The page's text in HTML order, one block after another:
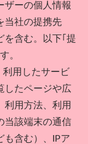
ザーの個人情報
当社の提携先
を含む。以下｢提
。
利用したサービ
したページや広
利用方法、利用
当該端末の通信
も含む）、IPア